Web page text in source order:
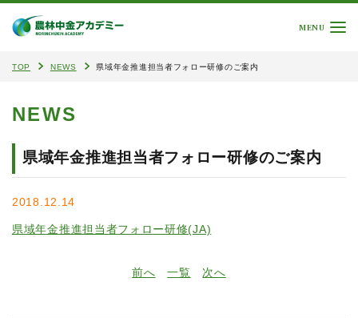
MENU
TOP NEWS 県域年金推進担当者フォロー研修のご案内
NEWS
県域年金推進担当者フォロー研修のご案内
2018.12.14
県域年金推進担当者フォロー研修(JA)
前へ 一覧 次へ